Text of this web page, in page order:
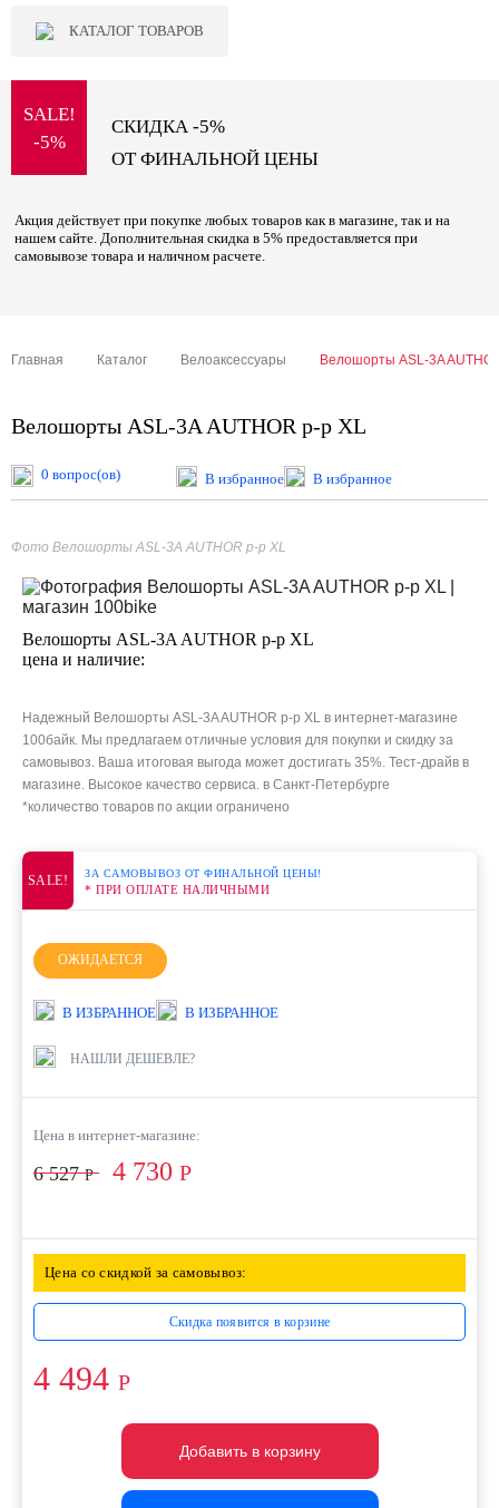
КАТАЛОГ ТОВАРОВ
SALE!
-5%
СКИДКА -5%
ОТ ФИНАЛЬНОЙ ЦЕНЫ
Акция действует при покупке любых товаров как в магазине, так и на
нашем сайте. Дополнительная скидка в 5% предоставляется при
самовывозе товара и наличном расчете.
Главная Каталог Велоаксессуары Велошорты ASL-3A
Велошорты ASL-3A AUTHOR р-р XL
0 вопрос(ов) В избранное В избранное
Фото Велошорты ASL-3A AUTHOR р-р XL
Велошорты ASL-3A AUTHOR р-р XL
цена и наличие:
Надежный Велошорты ASL-3A AUTHOR р-р XL в интернет-магазине
100байк. Мы предлагаем отличные условия для покупки и скидку за
самовывоз. Ваша итоговая выгода может достигать 35%. Тест-драйв в
магазине. Высокое качество сервиса. в Санкт-Петербурге
*количество товаров по акции ограничено
SALE! ЗА САМОВЫВОЗ ОТ ФИНАЛЬНОЙ ЦЕНЫ!
* ПРИ ОПЛАТЕ НАЛИЧНЫМИ
ОЖИДАЕТСЯ
В ИЗБРАННОЕ В ИЗБРАННОЕ
НАШЛИ ДЕШЕВЛЕ?
Цена в интернет-магазине:
6 527Р 4 730 Р
Цена со скидкой за самовывоз:
Скидка появится в корзине
4 494 Р
Добавить в корзину
Добавить в корзину
Добавить в корзину